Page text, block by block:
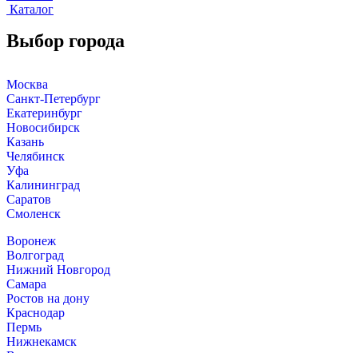
Каталог
Выбор города
Москва
Санкт-Петербург
Екатеринбург
Новосибирск
Казань
Челябинск
Уфа
Калининград
Саратов
Смоленск
Воронеж
Волгоград
Нижний Новгород
Самара
Ростов на дону
Краснодар
Пермь
Нижнекамск